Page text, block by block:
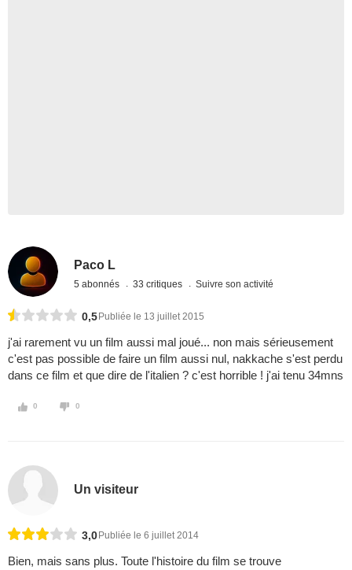
Paco L
5 abonnés 33 critiques Suivre son activité
0,5 Publiée le 13 juillet 2015
j'ai rarement vu un film aussi mal joué... non mais sérieusement
c'est pas possible de faire un film aussi nul, nakkache s'est perdu
dans ce film et que dire de l'italien ? c'est horrible ! j'ai tenu 34mns
0 0
Un visiteur
3,0 Publiée le 6 juillet 2014
Bien, mais sans plus. Toute l'histoire du film se trouve